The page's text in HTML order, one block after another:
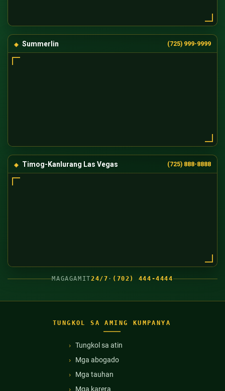
Summerlin (725) 999-9999
Timog-Kanlurang Las Vegas (725) 888-8888
MAGAGAMIT24/7 · (702) 444-4444
TUNGKOL SA AMING KUMPANYA
Tungkol sa atin
Mga abogado
Mga tauhan
Mga karera